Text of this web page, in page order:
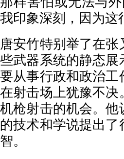
我印象深刻，因为这
唐安竹特别举了在
些武器系统的静态
要从事行政和政治
在射击场上犹豫不
机枪射击的机会。
的技术和学说提出
智。